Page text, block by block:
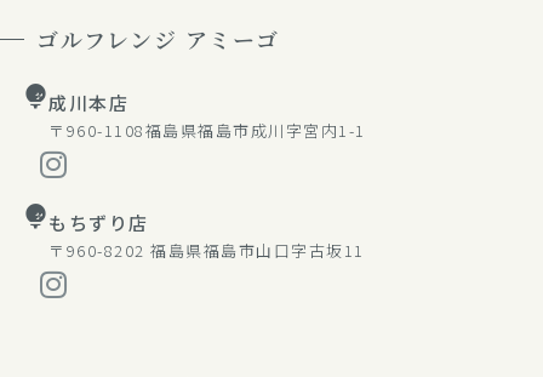
ゴルフレンジ アミーゴ
成川本店
〒960-1108福島県福島市成川字宮内1-1
もちずり店
〒960-8202 福島県福島市山口字古坂11